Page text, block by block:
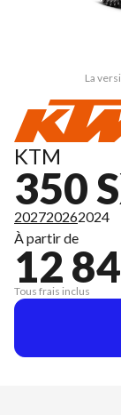
La
KTM
350
202720262024
À partir de
12
Tous frais inclus